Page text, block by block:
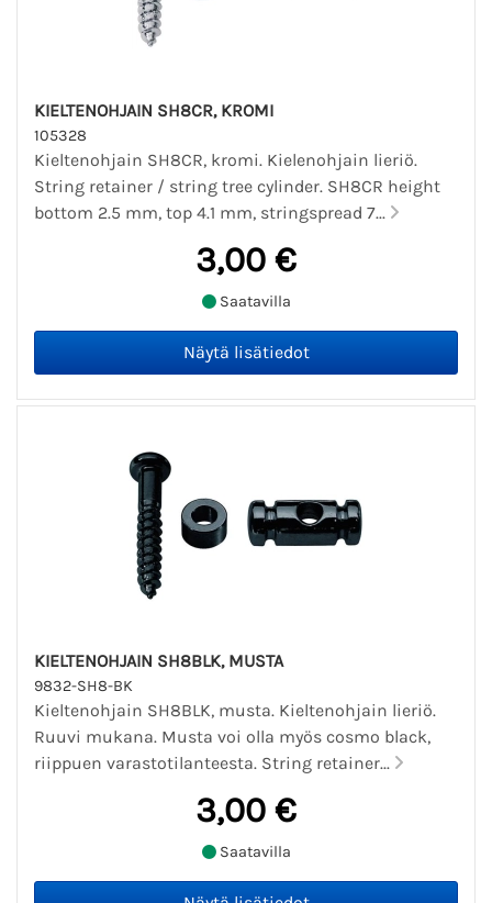
KIELTENOHJAIN SH8CR, KROMI
105328
Kieltenohjain SH8CR, kromi. Kielenohjain lieriö.
String retainer / string tree cylinder. SH8CR height
bottom 2.5 mm, top 4.1 mm, stringspread 7...
3,00 €
Saatavilla
KIELTENOHJAIN SH8BLK, MUSTA
9832-SH8-BK
Kieltenohjain SH8BLK, musta. Kieltenohjain lieriö.
Ruuvi mukana. Musta voi olla myös cosmo black,
riippuen varastotilanteesta. String retainer...
3,00 €
Saatavilla